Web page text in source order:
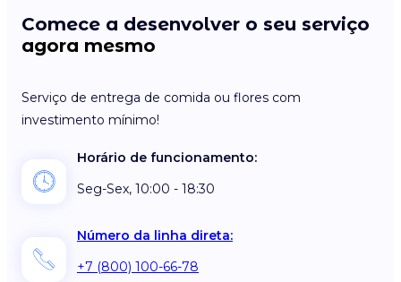
Comece a desenvolver o seu serviço
agora mesmo
Serviço de entrega de comida ou flores com
investimento mínimo!
Horário de funcionamento:
Seg-Sex, 10:00 - 18:30
Número da linha direta:
+7 (800) 100-66-78